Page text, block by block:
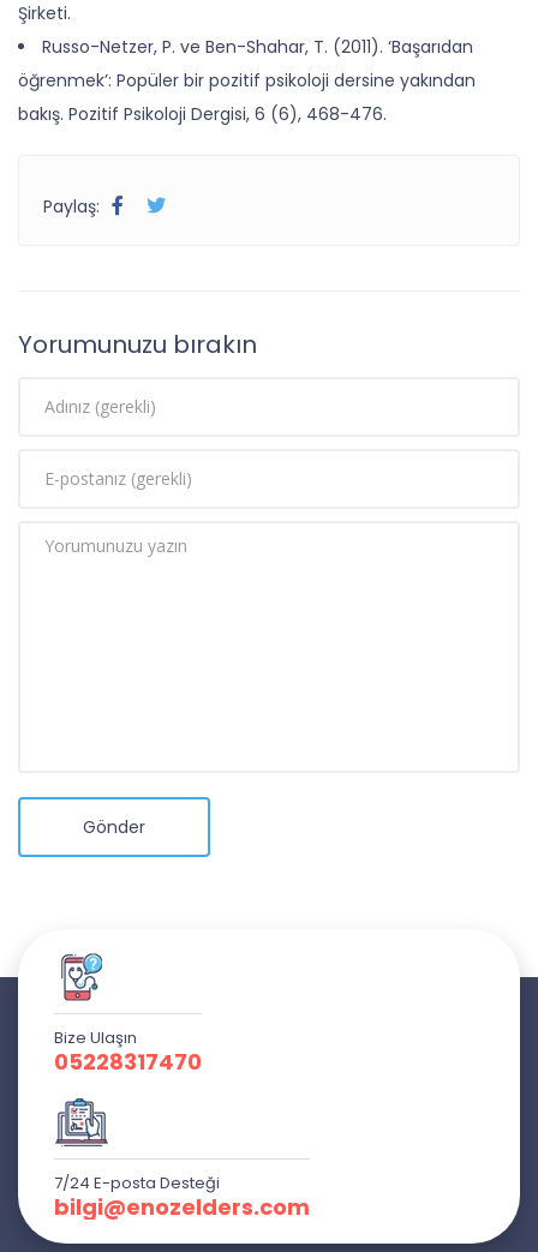
Şirketi.
Russo-Netzer, P. ve Ben-Shahar, T. (2011). ‘Başarıdan
öğrenmek’: Popüler bir pozitif psikoloji dersine yakından
bakış. Pozitif Psikoloji Dergisi, 6 (6), 468-476.
Paylaş:
Yorumunuzu bırakın
Gönder
Bize Ulaşın
05228317470
7/24 E-posta Desteği
bilgi@enozelders.com